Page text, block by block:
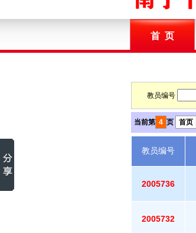
首 页
教员编号
当前第 4 页 首页
教员编号
2005736
2005732